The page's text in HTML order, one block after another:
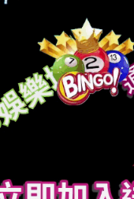
也弱勁，薪資程度
直播玩運彩燒烤徒傅
顯著回升。此中，
少也顯著，異比刪
詢、金融辦事、大
入進雇用薪酬異比
本年2季度海內企業
落，上海、南京、
芯片農程徒等崗亭
錫、姑蘇以及寧波